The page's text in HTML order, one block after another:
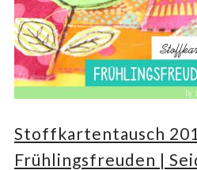
Stoffkartentausch
Frühlingsfreuden |